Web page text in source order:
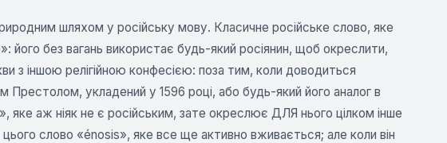
шляхом у російську мову. Класичне російське слово, яке
без вагань використає будь-який росіянин, щоб окреслити,
з іншою релігійною конфесією: поза тим, коли доводиться
укладений у 1596 році, або будь-який його аналог в
яке аж ніяк не є російським, зате окреслює ДЛЯ нього цілком інше
слово «énosis», яке все ще активно вживається; але коли він